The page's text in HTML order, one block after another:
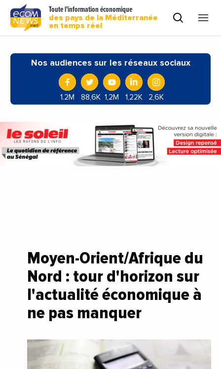
Toute l'information économique
des pays de la Méditerranée
en temps réel
Nos audiences sur les réseaux sociaux
1.2M 88,6K 1,2M 1,22K 2,6K
Moyen-Orient/Afrique du
Nord : tour d'horizon sur
l'actualité économique à
ne pas manquer